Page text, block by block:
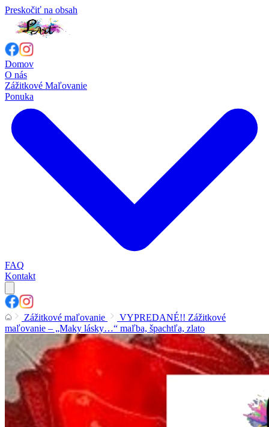
Preskočiť na obsah
Domov
O nás
Zážitkové Maľovanie
Ponuka
FAQ
Kontakt
Zážitkové maľovanie
VYPREDANÉ!! Zážitkové
maľovanie – „Maky lásky…“ maľba, špachtľa, zlato